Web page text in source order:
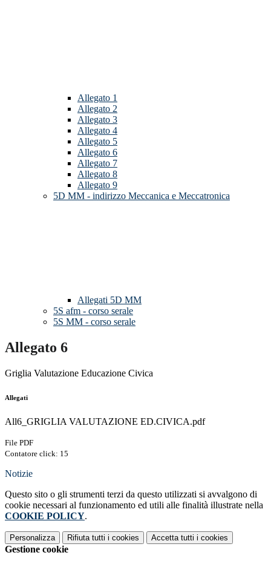
Allegato 1
Allegato 2
Allegato 3
Allegato 4
Allegato 5
Allegato 6
Allegato 7
Allegato 8
Allegato 9
5D MM - indirizzo Meccanica e Meccatronica
Allegati 5D MM
5S afm - corso serale
5S MM - corso serale
Allegato 6
Griglia Valutazione Educazione Civica
Allegati
All6_GRIGLIA VALUTAZIONE ED.CIVICA.pdf
File PDF
Contatore click: 15
Notizie
Questo sito o gli strumenti terzi da questo utilizzati si avvalgono di
cookie necessari al funzionamento ed utili alle finalità illustrate nella
COOKIE POLICY.
Personalizza Rifiuta tutti i cookies Accetta tutti i cookies
Gestione cookie